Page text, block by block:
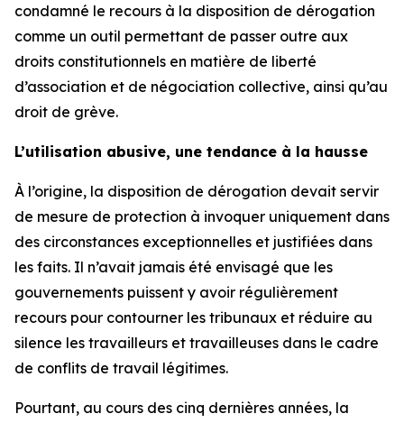
condamné le recours à la disposition de dérogation
comme un outil permettant de passer outre aux
droits constitutionnels en matière de liberté
d’association et de négociation collective, ainsi qu’au
droit de grève.
L’utilisation abusive, une tendance à la hausse
À l’origine, la disposition de dérogation devait servir
de mesure de protection à invoquer uniquement dans
des circonstances exceptionnelles et justifiées dans
les faits. Il n’avait jamais été envisagé que les
gouvernements puissent y avoir régulièrement
recours pour contourner les tribunaux et réduire au
silence les travailleurs et travailleuses dans le cadre
de conflits de travail légitimes.
Pourtant, au cours des cinq dernières années, la